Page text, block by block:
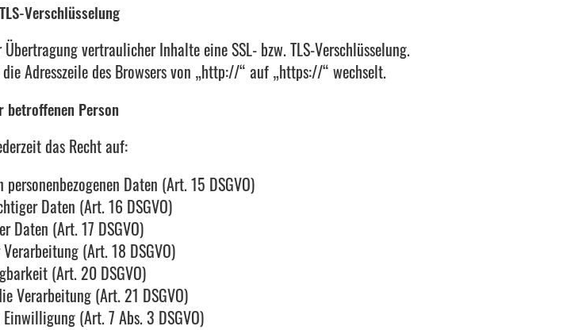
Verschlüsselung
vertraulicher Inhalte eine SSL- bzw. TLS-Verschlüsselung.
Adresszeile des Browsers von „http://“ auf „https://“ wechselt.
betroffenen Person
das Recht auf:
Daten (Art. 15 DSGVO)
Daten (Art. 16 DSGVO)
Daten (Art. 17 DSGVO)
(Art. 18 DSGVO)
(Art. 20 DSGVO)
Verarbeitung (Art. 21 DSGVO)
(Art. 7 Abs. 3 DSGVO)